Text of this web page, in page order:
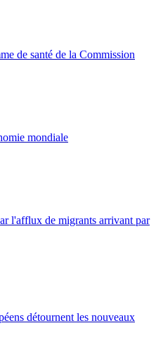
de santé de la Commission
mondiale
l'afflux de migrants arrivant par
détournent les nouveaux